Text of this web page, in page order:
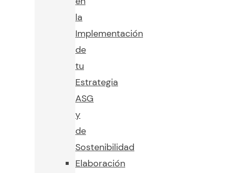
la
Implementación
de
tu
Estrategia
ASG
y
de
Sostenibilidad
Elaboración